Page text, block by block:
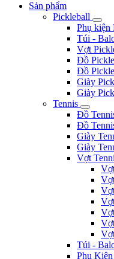
Sản phẩm
Pickleball
Phụ kiện
Túi -
Vợt
Đồ
Đồ
Giày
Giày
Tennis
Đồ
Đồ
Giày
Giày
Vợt
Túi -
Phụ